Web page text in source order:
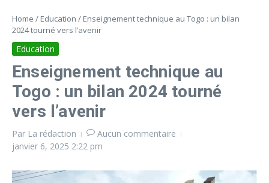
Home / Education / Enseignement technique au Togo : un bilan
2024 tourné vers l’avenir
Education
Enseignement technique au
Togo : un bilan 2024 tourné
vers l’avenir
Par La rédaction
Aucun commentaire
janvier 6, 2025 2:22 pm